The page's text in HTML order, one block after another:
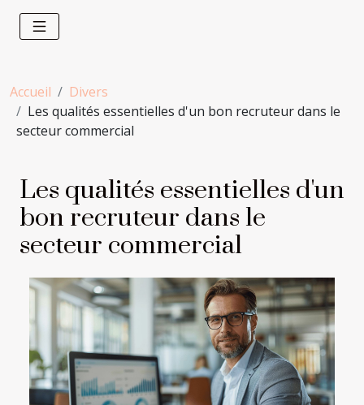
Accueil
Divers
Les qualités essentielles d'un bon recruteur dans le
secteur commercial
Les qualités essentielles d'un
bon recruteur dans le
secteur commercial